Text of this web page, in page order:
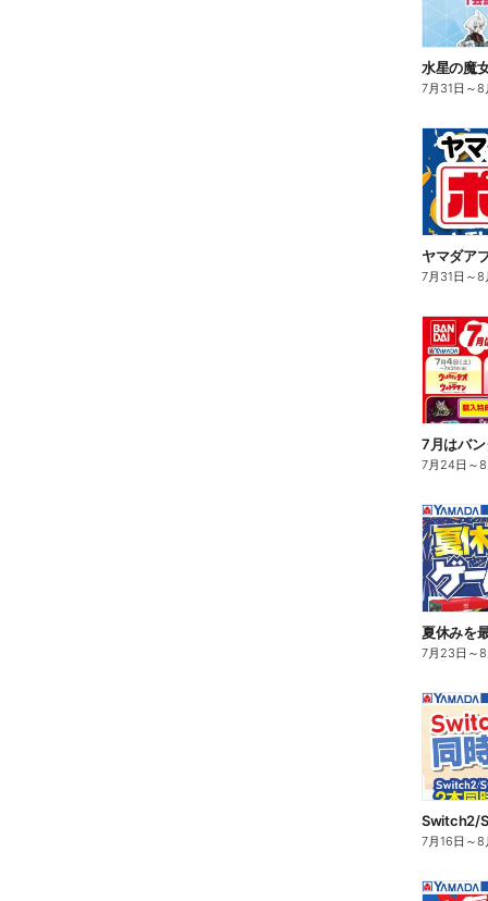
水星の魔
7月31日 ～8
ヤマダア
7月31日 ～8
7月はバ
7月24日 ～
夏休みを
7月23日 ～
7月16日 ～8